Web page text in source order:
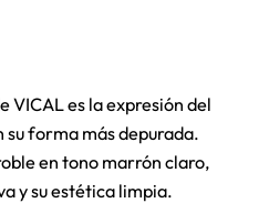
VICAL es la expresión del
forma más depurada.
en tono marrón claro,
y su estética limpia.